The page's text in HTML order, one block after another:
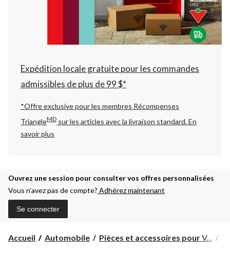
à
22:00
cliquer
pour
changer
Expédition locale gratuite pour les commandes
admissibles de plus de 99 $*
*Offre exclusive pour les membres Récompenses
TriangleMD sur les articles avec la livraison standard.En
savoir plus
Ouvrez une session pour consulter vos offres personnalisées
Vous n’avez pas de compte? Adhérez maintenant
Se connecter
Accueil Automobile Pièces et accessoires pour V...